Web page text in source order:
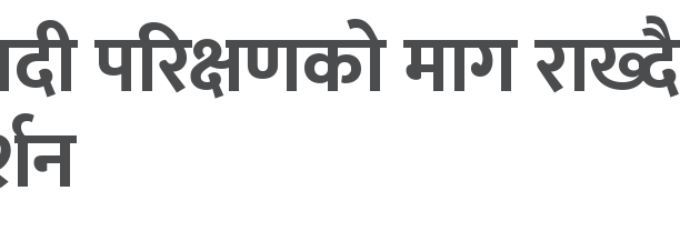
परिक्षणको माग राख्दै